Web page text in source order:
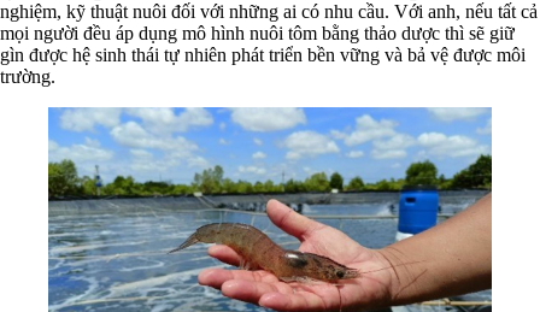
nghiệm, kỹ thuật nuôi đối với những ai có nhu cầu. Với anh, nếu tất cả
mọi người đều áp dụng mô hình nuôi tôm bằng thảo dược thì sẽ giữ
gìn được hệ sinh thái tự nhiên phát triển bền vững và bả vệ được môi
trường.